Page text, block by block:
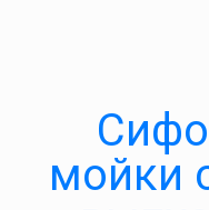
мойки